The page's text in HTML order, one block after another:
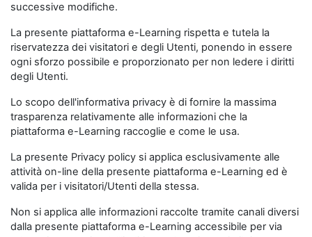
successive modifiche.
La presente piattaforma e-Learning rispetta e tutela la
riservatezza dei visitatori e degli Utenti, ponendo in essere
ogni sforzo possibile e proporzionato per non ledere i diritti
degli Utenti.
Lo scopo dell'informativa privacy è di fornire la massima
trasparenza relativamente alle informazioni che la
piattaforma e-Learning raccoglie e come le usa.
La presente Privacy policy si applica esclusivamente alle
attività on-line della presente piattaforma e-Learning ed è
valida per i visitatori/Utenti della stessa.
Non si applica alle informazioni raccolte tramite canali diversi
dalla presente piattaforma e-Learning accessibile per via